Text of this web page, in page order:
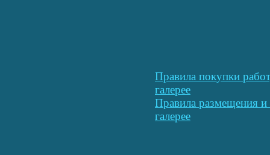
Правила покупки
галерее
Правила размещения
галерее